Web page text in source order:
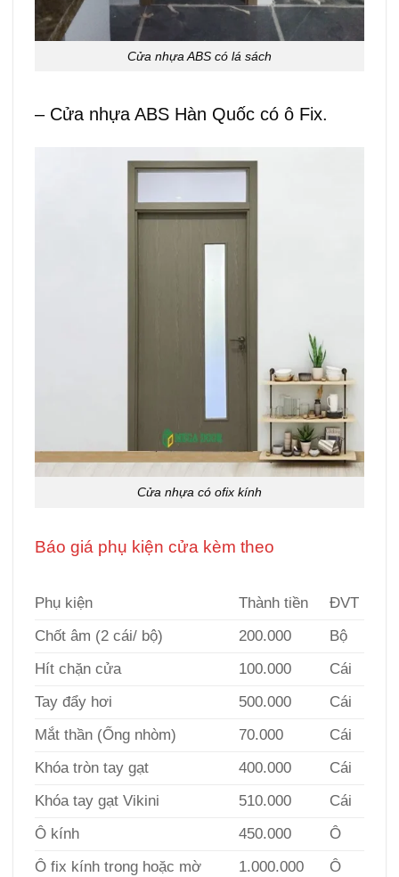
Cửa nhựa ABS có lá sách
– Cửa nhựa ABS Hàn Quốc có ô Fix.
Cửa nhựa có ofix kính
Báo giá phụ kiện cửa kèm theo
Phụ kiện Thành tiền
ĐVT
Chốt âm (2 cái/ bộ)
200.000
Bộ
Hít chặn cửa
100.000
Cái
Tay đẩy hơi
500.000
Cái
Mắt thần (Ống nhòm)
70.000
Cái
Khóa tròn tay gạt
400.000
Cái
Khóa tay gạt Vikini
510.000
Cái
Ô kính
450.000
Ô
Ô fix kính trong hoặc mờ
1.000.000
Ô